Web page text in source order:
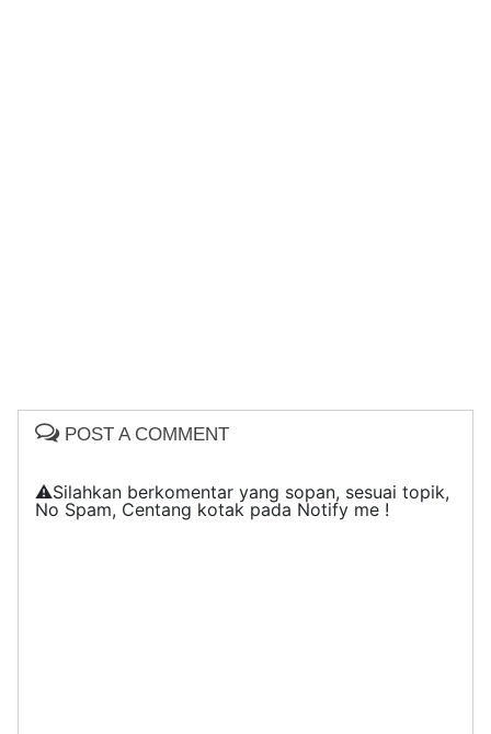
POST A COMMENT
⚠️Silahkan berkomentar yang sopan, sesuai topik,
No Spam, Centang kotak pada Notify me !